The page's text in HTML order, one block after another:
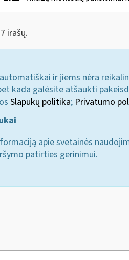
irašų.
ir jiems nėra
kada galėsite atšaukti
Slapukų politika; Privatumo
apie svetainės
patirties gerinimui.